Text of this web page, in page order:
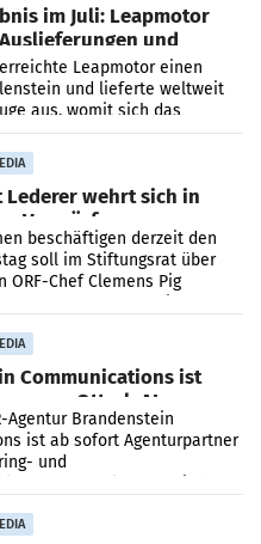
im Juli: Leapmotor
und
die 100.000er-Marke
Leapmotor einen
und lieferte weltweit
aus, womit sich das
Juli 2025 mehr als
wehrt sich in
Vorwürfe
beschäftigen derzeit den
soll im Stiftungsrat über
ORF-Chef Clemens Pig
Communications ist
von OtterlyAI
Agentur Brandenstein
ist ab sofort Agenturpartner
und